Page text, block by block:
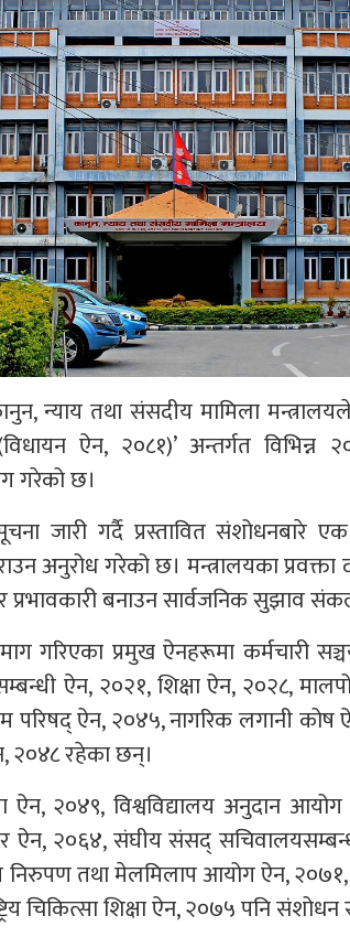
न्याय तथा संसदीय मामिला
ऐन, २०८१)’ अन्तर्गत
गरेको छ।
जारी गर्दै प्रस्तावित संशोधनबारे
अनुरोध गरेको छ। मन्त्रालयका
बनाउन सार्वजनिक सुझाव
गरिएका प्रमुख ऐनहरूमा कर्मचारी
ऐन, २०२१, शिक्षा ऐन, २०२८,
परिषद् ऐन, २०४५, नागरिक लगानी कोष
ऐन, २०४८ रहेका छन्।
ऐन, २०४९, विश्वविद्यालय अनुदान
ऐन, २०६४, संघीय संसद्
निरुपण तथा मेलमिलाप आयोग ऐन,
चिकित्सा शिक्षा ऐन, २०७५ पनि